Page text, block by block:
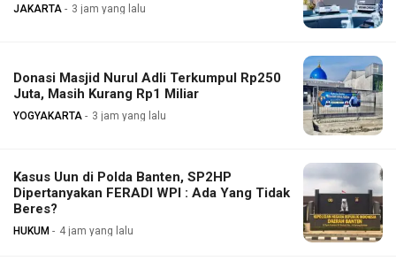
JAKARTA 3 jam yang lalu
Donasi Masjid Nurul Adli Terkumpul Rp250
Juta, Masih Kurang Rp1 Miliar
YOGYAKARTA 3 jam yang lalu
Kasus Uun di Polda Banten, SP2HP
Dipertanyakan FERADI WPI : Ada Yang Tidak
Beres?
HUKUM 4 jam yang lalu